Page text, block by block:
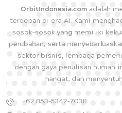
OrbitIndonesia.com adalah
terdepan di era AI. Kami
sosok-sosok yang memiliki
perubahan, serta
sektor bisnis, lembaga
dengan gaya penulisan human
hangat, dan
+62 853-5342-7038